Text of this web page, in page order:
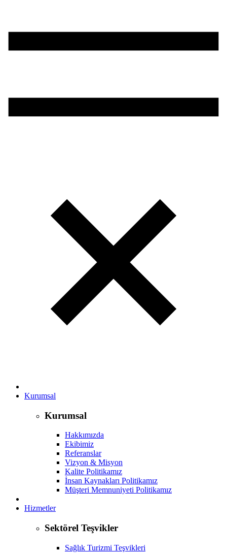
Kurumsal
Kurumsal
Hakkımızda
Ekibimiz
Referanslar
Vizyon & Misyon
Kalite Politikamız
İnsan Kaynakları Politikamız
Müşteri Memnuniyeti Politikamız
Hizmetler
Sektörel Teşvikler
Sağlık Turizmi Teşvikleri